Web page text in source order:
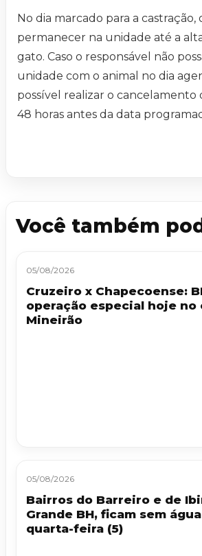
No dia marcado para a castração,
permanecer na unidade até a
gato. Caso o responsável não
unidade com o animal no dia
possível realizar o cancelamento
48 horas antes da data
Você também
05/08/2026
Cruzeiro x Chapecoense:
operação especial hoje no
Mineirão
05/08/2026
Bairros do Barreiro e de
Grande BH, ficam sem
quarta-feira (5)